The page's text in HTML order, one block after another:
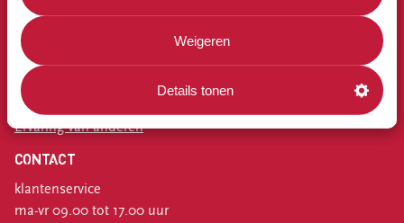
Weigeren
Details tonen
VRIJWILLIGER
Aanmelden als vrijwilliger
Blogs & interviews
Vrijwilligersvacatures
Ervaring van anderen
CONTACT
klantenservice
ma-vr 09.00 tot 17.00 uur